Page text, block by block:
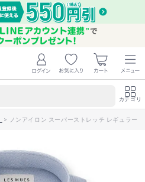
カテゴリ
> ノンアイロン スーパーストレッチ レギュラー